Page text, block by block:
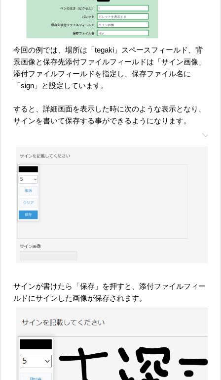
今回の例では、場所は「tegaki」スペースフィールド、背
景画像と保存先添付ファイルフィールドは「サイン画像」
添付ファイルフィールドを指定し、保存ファイル名に
「sign」と設定しています。
すると、詳細画面を表示した時に次のような表示となり、
サインを書いて保存する事ができるようになります。
サインが書けたら「保存」を押すと、添付ファイルフィー
ルドにサインした画像が保存されます。